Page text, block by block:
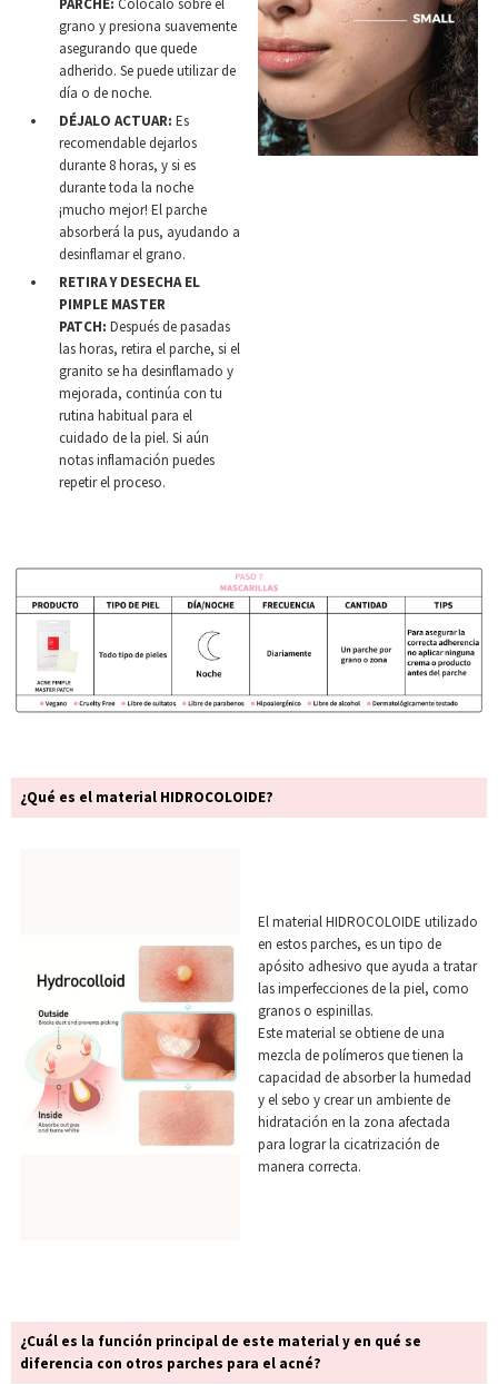
PARCHE: Colócalo sobre el
grano y presiona suavemente
asegurando que quede
adherido. Se puede utilizar de
día o de noche.
DÉJALO ACTUAR: Es
recomendable dejarlos
durante 8 horas, y si es
durante toda la noche
¡mucho mejor! El parche
absorberá la pus, ayudando a
desinflamar el grano.
RETIRA Y DESECHA EL
PIMPLE MASTER
PATCH: Después de pasadas
las horas, retira el parche, si el
granito se ha desinflamado y
mejorada, continúa con tu
rutina habitual para el
cuidado de la piel. Si aún
notas inflamación puedes
repetir el proceso.
¿Qué es el material HIDROCOLOIDE?
El material HIDROCOLOIDE utilizado
en estos parches, es un tipo de
apósito adhesivo que ayuda a tratar
las imperfecciones de la piel, como
granos o espinillas.
Este material se obtiene de una
mezcla de polímeros que tienen la
capacidad de absorber la humedad
y el sebo y crear un ambiente de
hidratación en la zona afectada
para lograr la cicatrización de
manera correcta.
¿Cuál es la función principal de este material y en qué se
diferencia con otros parches para el acné?